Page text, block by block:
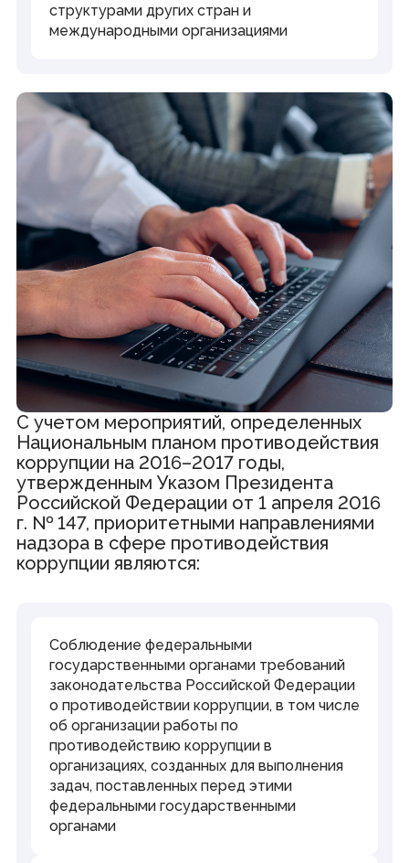
структурами других стран и
международными организациями
С учетом мероприятий, определенных
Национальным планом противодействия
коррупции на 2016–2017 годы,
утвержденным Указом Президента
Российской Федерации от 1 апреля 2016
г. № 147, приоритетными направлениями
надзора в сфере противодействия
коррупции являются:
Соблюдение федеральными
государственными органами требований
законодательства Российской Федерации
о противодействии коррупции, в том числе
об организации работы по
противодействию коррупции в
организациях, созданных для выполнения
задач, поставленных перед этими
федеральными государственными
органами